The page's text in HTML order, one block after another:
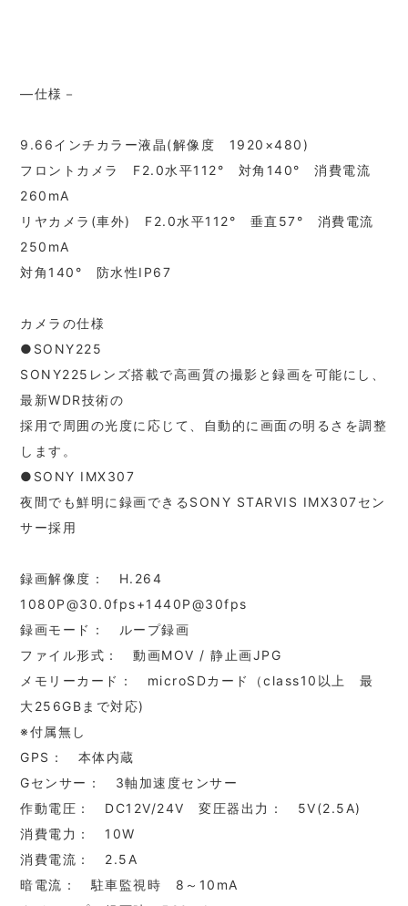
―仕様－
9.66インチカラー液晶(解像度 1920×480)
フロントカメラ F2.0水平112° 対角140° 消費電流
260mA
リヤカメラ(車外) F2.0水平112° 垂直57° 消費電流
250mA
対角140° 防水性IP67
カメラの仕様
●SONY225
SONY225レンズ搭載で高画質の撮影と録画を可能にし、
最新WDR技術の
採用で周囲の光度に応じて、自動的に画面の明るさを調整
します。
●SONY IMX307
夜間でも鮮明に録画できるSONY STARVIS IMX307セン
サー採用
録画解像度： H.264
1080P@30.0fps+1440P@30fps
録画モード： ループ録画
ファイル形式： 動画MOV / 静止画JPG
メモリーカード： microSDカード（class10以上 最
大256GBまで対応)
※付属無し
GPS： 本体内蔵
Gセンサー： 3軸加速度センサー
作動電圧： DC12V/24V 変圧器出力： 5V(2.5A)
消費電力： 10W
消費電流： 2.5A
暗電流： 駐車監視時 8～10mA